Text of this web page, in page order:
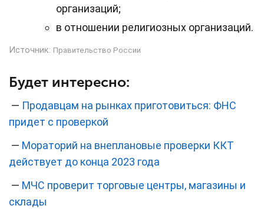
организаций;
в отношении религиозных организаций.
Источник: Правительство России
Будет интересно:
— Продавцам на рынках приготовиться: ФНС
придет с проверкой
— Мораторий на внеплановые проверки ККТ
действует до конца 2023 года
— МЧС проверит торговые центры, магазины и
склады